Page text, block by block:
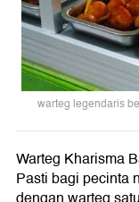
warteg legendaris
Warteg Kharisma
Pasti bagi pecinta